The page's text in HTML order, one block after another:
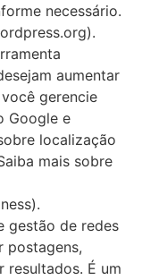
necessário.
aumentar
gerencie
Google e
localização
mais sobre
gestão de redes
postagens,
resultados. É um